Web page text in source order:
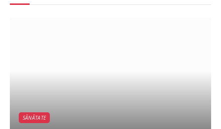
SĂNĂTATE